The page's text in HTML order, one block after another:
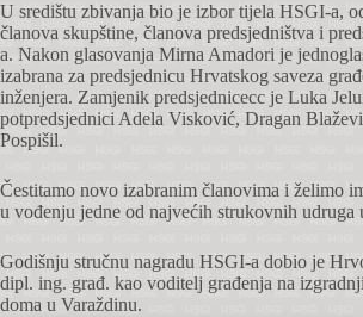
U središtu zbivanja bio je izbor tijela HSGI-a,
članova skupštine, članova predsjedništva i
a. Nakon glasovanja Mirna Amadori je
izabrana za predsjednicu Hrvatskog saveza
inženjera. Zamjenik predsjednicecc je Luka
potpredsjednici Adela Visković, Dragan
Pospišil.
Čestitamo novo izabranim članovima i želimo
u vođenju jedne od najvećih strukovnih udruga
Godišnju stručnu nagradu HSGI-a dobio je
dipl. ing. građ. kao voditelj građenja na
doma u Varaždinu.